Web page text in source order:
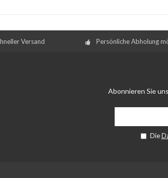
Versand Persönliche Abholung
Abonnieren Sie
Die